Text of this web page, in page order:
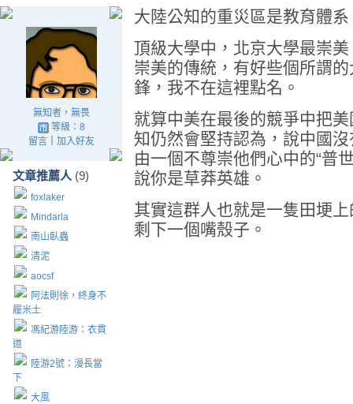
無知者，無畏
等級：8
留言｜ 加入好友
文章推薦人 (9)
foxlaker
Mindarla
南山臥蟲
清泥
aocsf
阿法則徐，終身不
履米土
馮紀游陸游：衣貫
道
陸游2號：漫長當
下
大風
大陸公知的重災區是教育體
頂級大學中，北京大學最崇
崇美的傳統，有好些個所謂
鋒，我不在這裡點名。
就算中美在最後的競爭中把
知仍然會堅持認為，說中國
由一個不尊崇他們心中的“普
說你是草莽英雄。
其實這群人也就是一隻田埂
剩下一個嘴殼子。